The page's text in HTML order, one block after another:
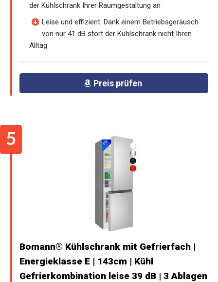
der Kühlschrank Ihrer Raumgestaltung an
Leise und effizient: Dank einem Betriebsgeräusch
von nur 41 dB stört der Kühlschrank nicht Ihren
Alltag
Preis prüfen
Bomann® Kühlschrank mit Gefrierfach |
Energieklasse E | 143cm | Kühl
Gefrierkombination leise 39 dB | 3 Ablagen